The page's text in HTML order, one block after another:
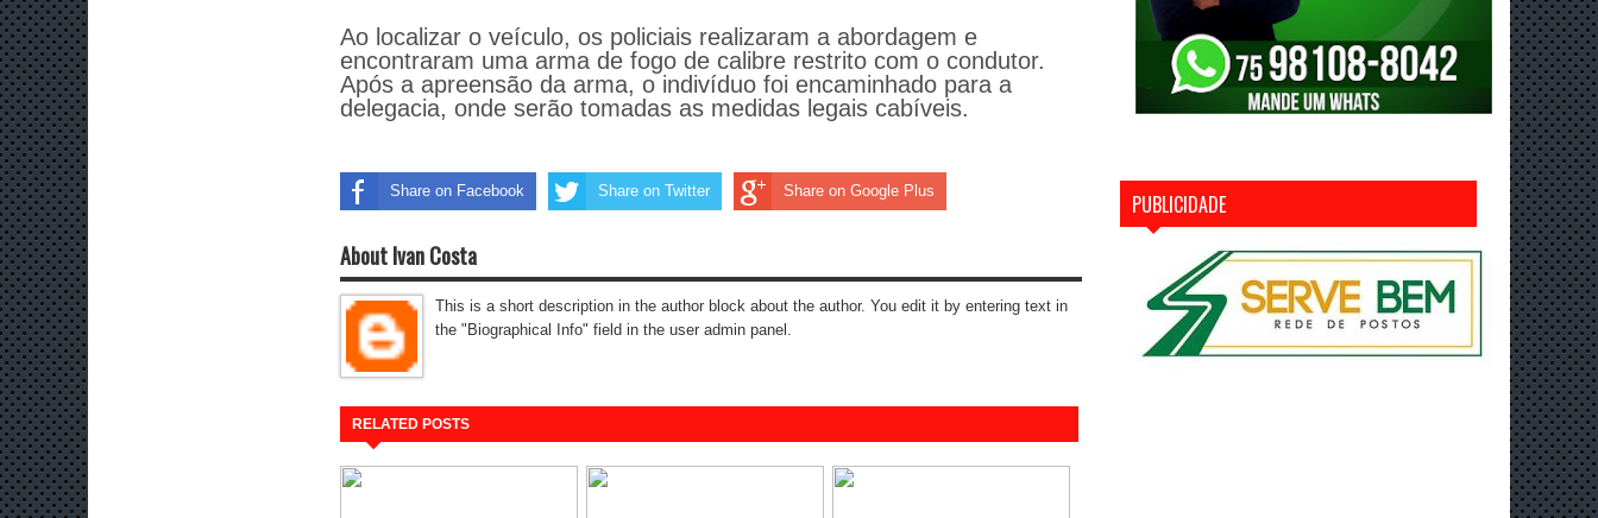
Ao localizar o veículo, os policiais realizaram a abordagem e
encontraram uma arma de fogo de calibre restrito com o condutor.
Após a apreensão da arma, o indivíduo foi encaminhado para a
delegacia, onde serão tomadas as medidas legais cabíveis.
Share on Facebook Share on Twitter Share on Google Plus
About Ivan Costa
This is a short description in the author block about the author. You edit it by entering text in
the "Biographical Info" field in the user admin panel.
RELATED POSTS
PUBLICIDADE